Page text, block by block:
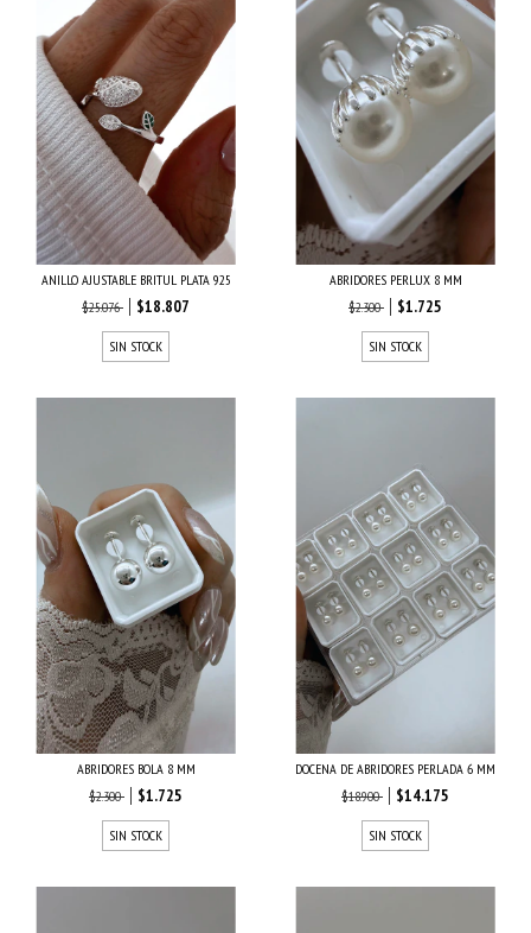
ANILLO AJUSTABLE BRITUL PLATA 925
$25.076
$18.807
SIN STOCK
ABRIDORES PERLUX 8 MM
$2.300
$1.725
SIN STOCK
ABRIDORES BOLA 8 MM
$2.300
$1.725
SIN STOCK
DOCENA DE ABRIDORES PERLADA 6 MM
$18.900
$14.175
SIN STOCK